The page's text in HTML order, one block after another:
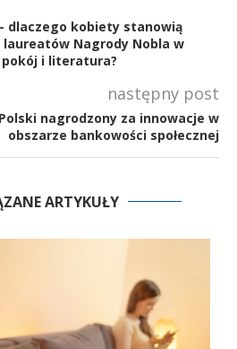
dlaczego kobiety stanowią
Nagrody Nobla w
i literatura?
następny post
nagrodzony za innowacje w
obszarze bankowości społecznej
ARTYKUŁY